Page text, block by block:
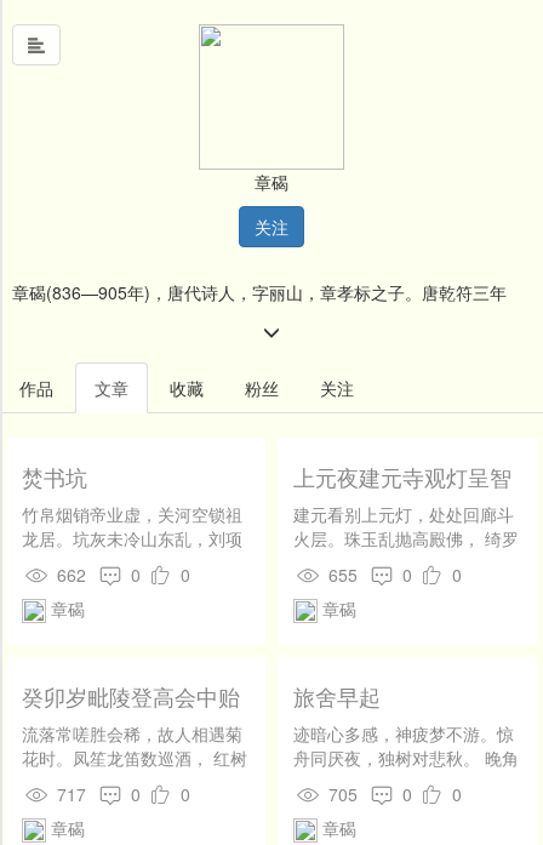
文
名
人
新
闻
开
发
社
区
录
章碣
关注
章碣(836—905年)，唐代诗人，字丽山，章孝标之子。唐乾符三年
(876年)进士。乾符中，侍郎高湘自长沙携邵安石（广东连县人）来
京，高湘主持考试，邵安石及第。
作品 文章 收藏 粉丝 关注
焚书坑
竹帛烟销帝业虚，关河空锁祖
龙居。坑灰未冷山东乱，刘项
原来不读书。
662 0
0
章碣
上元夜建元寺观灯呈智
通上人
建元看别上元灯，处处回廊斗
火层。珠玉乱抛高殿佛， 绮罗
深拜远山僧。临风走笔思呈
惠，到晓行禅合伴能。 无限喧
阗留不得，月华西下露华凝。
655 0
0
章碣
癸卯岁毗陵登高会中贻
同志
流落常嗟胜会稀，故人相遇菊
花时。凤笙龙笛数巡酒， 红树
碧山无限诗。尘土十分归举
子，乾坤大半属偷儿。 长杨羽
猎须留本，开济重为阙下期。
717 0
0
章碣
旅舍早起
迹暗心多感，神疲梦不游。惊
舟同厌夜，独树对悲秋。 晚角
和人战，残星入汉流。门前早
行子，敲镫唱离忧。
705 0
0
章碣